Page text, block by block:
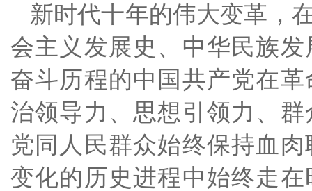
新时代十年的伟大变革，
会主义发展史、中华民族
奋斗历程的中国共产党在
治领导力、思想引领力、
党同人民群众始终保持血
变化的历史进程中始终走